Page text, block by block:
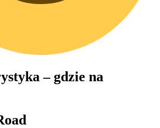
– gdzie na